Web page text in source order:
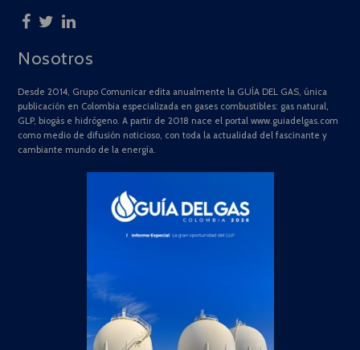
Nosotros
Desde 2014, Grupo Comunicar edita anualmente la GUÍA DEL GAS, única
publicación en Colombia especializada en gases combustibles: gas natural,
GLP, biogás e hidrógeno. A partir de 2018 nace el portal www.guiadelgas.com
como medio de difusión noticioso, con toda la actualidad del fascinante y
cambiante mundo de la energía.